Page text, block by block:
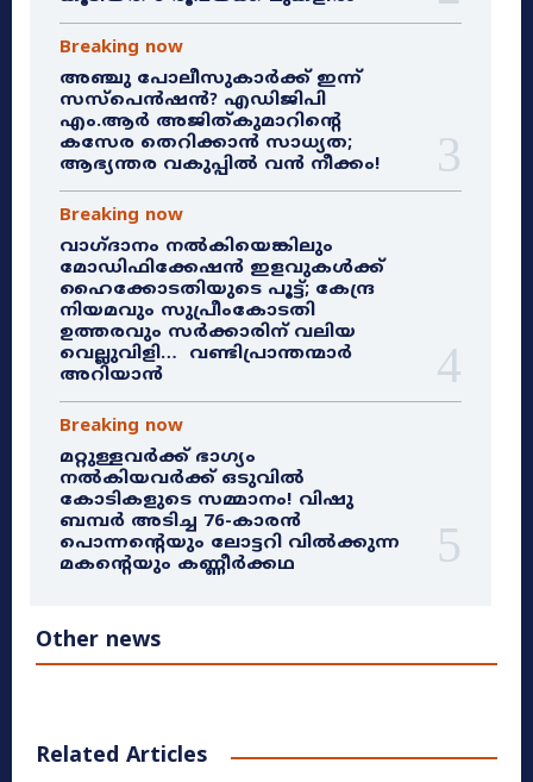
Breaking now
അഞ്ചു പോലീസുകാർക്ക് ഇന്ന്
സസ്‌പെൻഷൻ? എഡിജിപി
എം.ആർ അജിത്കുമാറിൻ്റെ
കസേര തെറിക്കാൻ സാധ്യത;
ആഭ്യന്തര വകുപ്പിൽ വൻ നീക്കം!
Breaking now
വാഗ്ദാനം നൽകിയെങ്കിലും
മോഡിഫിക്കേഷൻ ഇളവുകൾക്ക്
ഹൈക്കോടതിയുടെ പൂട്ട്; കേന്ദ്ര
നിയമവും സുപ്രീംകോടതി
ഉത്തരവും സർക്കാരിന് വലിയ
വെല്ലുവിളി… വണ്ടിപ്രാന്തന്മാർ
അറിയാൻ
Breaking now
മറ്റുള്ളവർക്ക് ഭാഗ്യം
നൽകിയവർക്ക് ഒടുവിൽ
കോടികളുടെ സമ്മാനം! വിഷു
ബമ്പർ അടിച്ച 76-കാരൻ
പൊന്നന്റെയും ലോട്ടറി വിൽക്കുന്ന
മകന്റെയും കണ്ണീർക്കഥ
Other news
Related Articles